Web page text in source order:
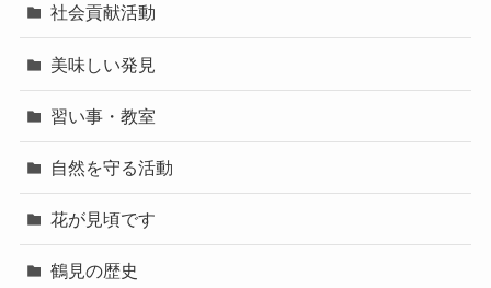
社会貢献活動
美味しい発見
習い事・教室
自然を守る活動
花が見頃です
鶴見の歴史